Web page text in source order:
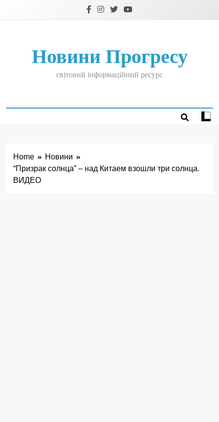
Новини Прогресу
світовий інформаційний ресурс
Home
Новини
“Призрак солнца” – над Китаем взошли три солнца.
ВИДЕО